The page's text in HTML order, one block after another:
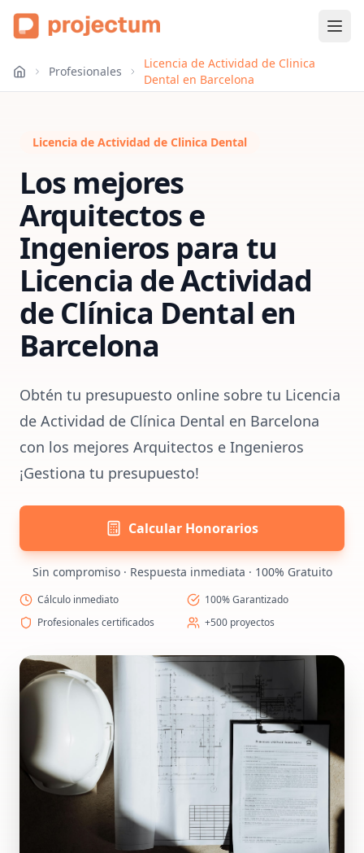
Profesionales
Licencia de Actividad de Clinica
Dental en Barcelona
Licencia de Actividad de Clinica Dental
Los mejores
Arquitectos e
Ingenieros para tu
Licencia de Actividad
de Clínica Dental en
Barcelona
Obtén tu presupuesto online sobre tu Licencia
de Actividad de Clínica Dental en Barcelona
con los mejores Arquitectos e Ingenieros
¡Gestiona tu presupuesto!
Calcular Honorarios
Sin compromiso · Respuesta inmediata · 100% Gratuito
Cálculo inmediato
100% Garantizado
Profesionales certificados
+500 proyectos